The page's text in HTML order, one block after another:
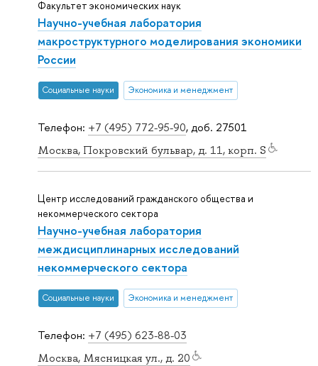
Телефон: +7 (495) 772-95-90, доб. 27501
Москва, Покровский бульвар, д. 11, корп. S
Факультет экономических наук
Научно-учебная лаборатория
макроструктурного моделирования экономики
России
Социальные науки Экономика и менеджмент
Телефон: +7 (495) 623-88-03
Москва, Мясницкая ул., д. 20
Центр исследований гражданского общества и
некоммерческого сектора
Научно-учебная лаборатория
междисциплинарных исследований
некоммерческого сектора
Социальные науки Экономика и менеджмент